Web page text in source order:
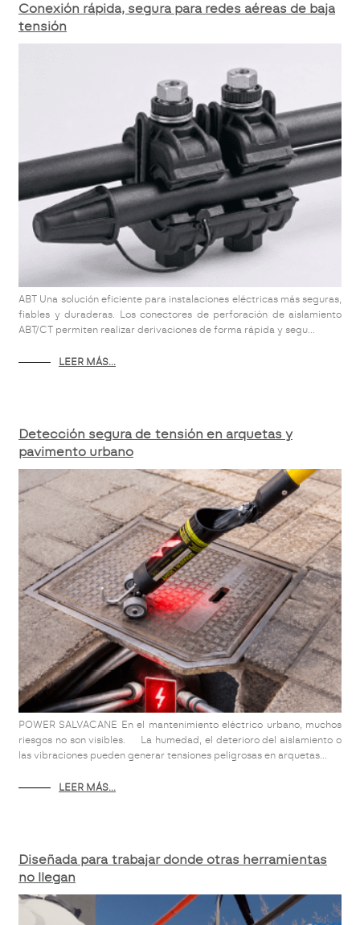
Conexión rápida, segura para redes aéreas de baja
tensión
ABT Una solución eficiente para instalaciones eléctricas más seguras,
fiables y duraderas. Los conectores de perforación de aislamiento
ABT/CT permiten realizar derivaciones de forma rápida y segu...
LEER MÁS...
Detección segura de tensión en arquetas y
pavimento urbano
POWER SALVACANE En el mantenimiento eléctrico urbano, muchos
riesgos no son visibles. La humedad, el deterioro del aislamiento o
las vibraciones pueden generar tensiones peligrosas en arquetas...
LEER MÁS...
Diseñada para trabajar donde otras herramientas
no llegan